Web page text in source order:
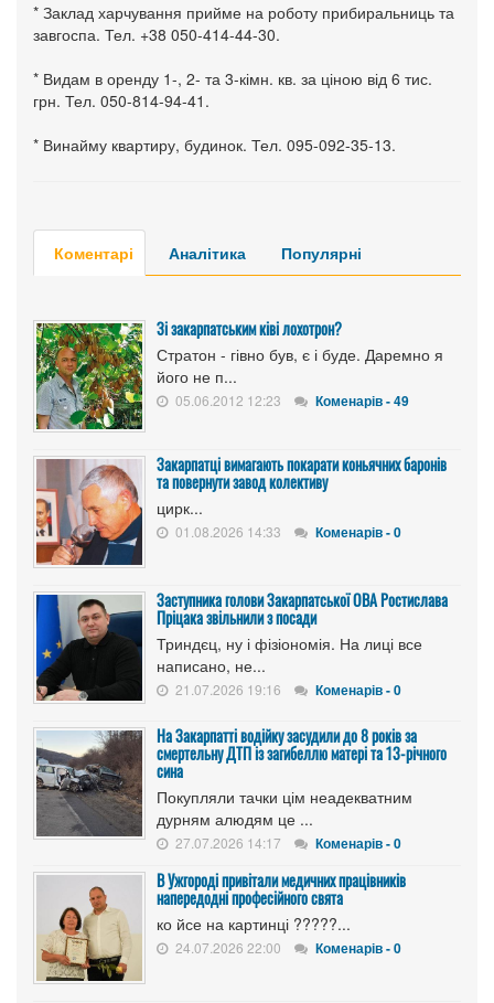
* Заклад харчування прийме на роботу прибиральниць та
завгоспа. Тел. +38 050-414-44-30.
* Видам в оренду 1-, 2- та 3-кімн. кв. за ціною від 6 тис.
грн. Тел. 050-814-94-41.
* Винайму квартиру, будинок. Тел. 095-092-35-13.
Коментарі Аналітика Популярні
Зі закарпатським ківі лохотрон?
Стратон - гівно був, є і буде. Даремно я
його не п...
05.06.2012 12:23 Коменарів - 49
Закарпатці вимагають покарати коньячних баронів
та повернути завод колективу
цирк...
01.08.2026 14:33 Коменарів - 0
Заступника голови Закарпатської ОВА Ростислава
Пріцака звільнили з посади
Триндєц, ну і фізіономія. На лиці все
написано, не...
21.07.2026 19:16 Коменарів - 0
На Закарпатті водійку засудили до 8 років за
смертельну ДТП із загибеллю матері та 13-річного
сина
Покупляли тачки цім неадекватним
дурням алюдям це ...
27.07.2026 14:17 Коменарів - 0
В Ужгороді привітали медичних працівників
напередодні професійного свята
ко йсе на картинці ?????...
24.07.2026 22:00 Коменарів - 0